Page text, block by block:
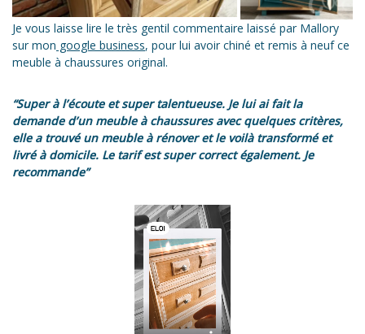
Je vous laisse lire le très gentil commentaire laissé par Mallory
sur mon google business, pour lui avoir chiné et remis à neuf ce
meuble à chaussures original.
“Super à l’écoute et super talentueuse. Je lui ai fait la
demande d’un meuble à chaussures avec quelques critères,
elle a trouvé un meuble à rénover et le voilà transformé et
livré à domicile. Le tarif est super correct également. Je
recommande”